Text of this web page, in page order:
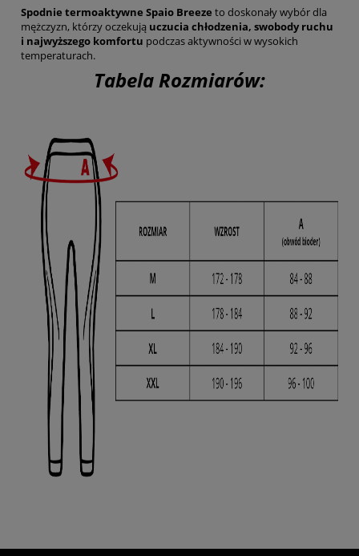
Spodnie termoaktywne Spaio Breeze to doskonały wybór dla
mężczyzn, którzy oczekują uczucia chłodzenia, swobody ruchu
i najwyższego komfortu podczas aktywności w wysokich
temperaturach.
Tabela Rozmiarów: